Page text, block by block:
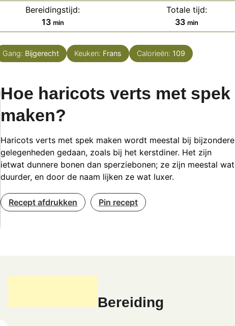
Bereidingstijd:
13minuten
min
Totale tijd:
33minuten
min
Gang: Bijgerecht Keuken: Frans Calorieën: 109
Hoe haricots verts met spek
maken?
Haricots verts met spek maken wordt meestal bij bijzondere
gelegenheden gedaan, zoals bij het kerstdiner. Het zijn
ietwat dunnere bonen dan sperziebonen; ze zijn meestal wat
duurder, en door de naam lijken ze wat luxer.
Recept afdrukken Pin recept
Bereiding